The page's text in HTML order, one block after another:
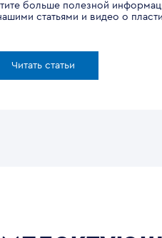
больше полезной
статьями и видео о
Читать статьи